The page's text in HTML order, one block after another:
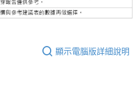
顯示電腦版詳細說明